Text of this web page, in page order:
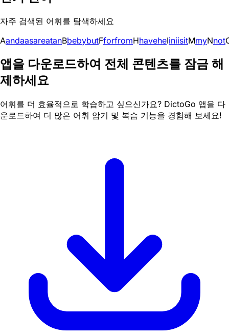
자주 검색된 어휘를 탐색하세요
AandaasareatanBbebybutFforfromHhaveheIiniisitMmyNnot
앱을 다운로드하여 전체 콘텐츠를 잠금 해
제하세요
어휘를 더 효율적으로 학습하고 싶으신가요? DictoGo 앱을 다
운로드하여 더 많은 어휘 암기 및 복습 기능을 경험해 보세요!